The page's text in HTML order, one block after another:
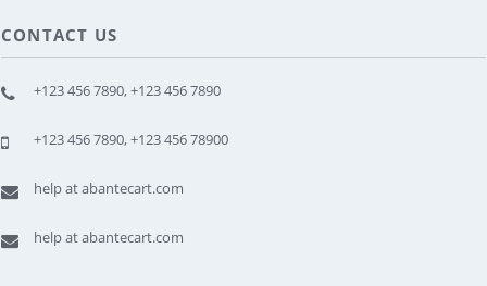
CONTACT US
+123 456 7890, +123 456 7890
+123 456 7890, +123 456 78900
help at abantecart.com
help at abantecart.com